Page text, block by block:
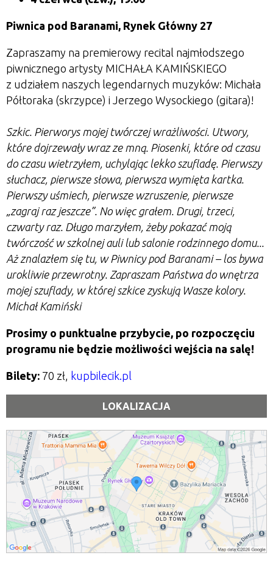
Piwnica pod Baranami, Rynek Główny 27
Zapraszamy na premierowy recital najmłodszego
piwnicznego artysty MICHAŁA KAMIŃSKIEGO
z udziałem naszych legendarnych muzyków: Michała
Półtoraka (skrzypce) i Jerzego Wysockiego (gitara)!
Szkic. Pierworys mojej twórczej wrażliwości. Utwory,
które dojrzewały wraz ze mną. Piosenki, które od czasu
do czasu wietrzyłem, uchylając lekko szufladę. Pierwszy
słuchacz, pierwsze słowa, pierwsza wymięta kartka.
Pierwszy uśmiech, pierwsze wzruszenie, pierwsze
„zagraj raz jeszcze”. No więc grałem. Drugi, trzeci,
czwarty raz. Długo marzyłem, żeby pokazać moją
twórczość w szkolnej auli lub salonie rodzinnego domu...
Aż znalazłem się tu, w Piwnicy pod Baranami–los bywa
urokliwie przewrotny. Zapraszam Państwa do wnętrza
mojej szuflady, w której szkice zyskują Wasze kolory.
Michał Kamiński
Prosimy o punktualne przybycie, po rozpoczęciu
programu nie będzie możliwości wejścia na salę!
Bilety: 70 zł, kupbilecik.pl
LOKALIZACJA